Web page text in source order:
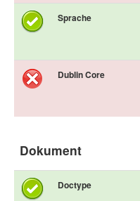
Sprache
Dublin Core
Dokument
Doctype